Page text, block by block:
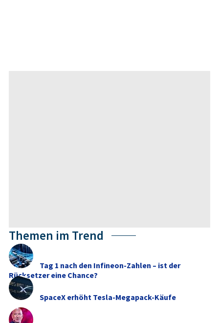
Themen im Trend
Tag 1 nach den Infineon-Zahlen – ist der
Rücksetzer eine Chance?
SpaceX erhöht Tesla-Megapack-Käufe